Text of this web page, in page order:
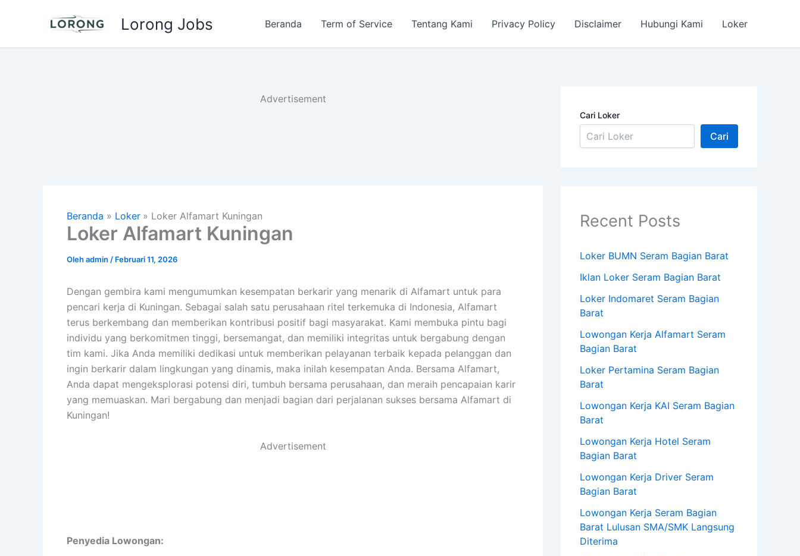
Lorong Jobs Beranda Term of Service Tentang Kami Privacy Policy Disclaimer Hubungi Kami Loker
Advertisement
Beranda Loker Loker Alfamart Kuningan
Loker Alfamart Kuningan
Olehadmin / Februari 11, 2026
Dengan gembira kami mengumumkan kesempatan berkarir yang menarik di Alfamart untuk para
pencari kerja di Kuningan. Sebagai salah satu perusahaan ritel terkemuka di Indonesia, Alfamart
terus berkembang dan memberikan kontribusi positif bagi masyarakat. Kami membuka pintu bagi
individu yang berkomitmen tinggi, bersemangat, dan memiliki integritas untuk bergabung dengan
tim kami. Jika Anda memiliki dedikasi untuk memberikan pelayanan terbaik kepada pelanggan dan
ingin berkarir dalam lingkungan yang dinamis, maka inilah kesempatan Anda. Bersama Alfamart,
Anda dapat mengeksplorasi potensi diri, tumbuh bersama perusahaan, dan meraih pencapaian karir
yang memuaskan. Mari bergabung dan menjadi bagian dari perjalanan sukses bersama Alfamart di
Kuningan!
Advertisement
Penyedia Lowongan:
Cari Loker
Cari
Recent Posts
Loker BUMN Seram Bagian Barat
Iklan Loker Seram Bagian Barat
Loker Indomaret Seram Bagian
Barat
Lowongan Kerja Alfamart Seram
Bagian Barat
Loker Pertamina Seram Bagian
Barat
Lowongan Kerja KAI Seram Bagian
Barat
Lowongan Kerja Hotel Seram
Bagian Barat
Lowongan Kerja Driver Seram
Bagian Barat
Lowongan Kerja Seram Bagian
Barat Lulusan SMA/SMK Langsung
Diterima